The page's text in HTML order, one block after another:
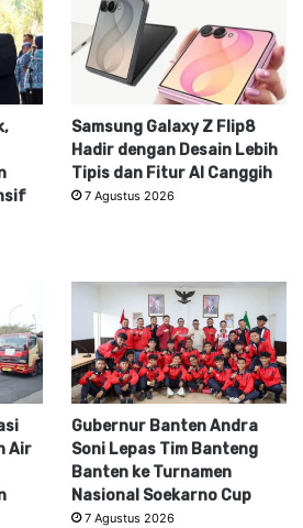
Samsung Galaxy Z Flip8
Hadir dengan Desain Lebih
Tipis dan Fitur AI Canggih
7 Agustus 2026
Air
Gubernur Banten Andra
Soni Lepas Tim Banteng
Banten ke Turnamen
Nasional Soekarno Cup
7 Agustus 2026